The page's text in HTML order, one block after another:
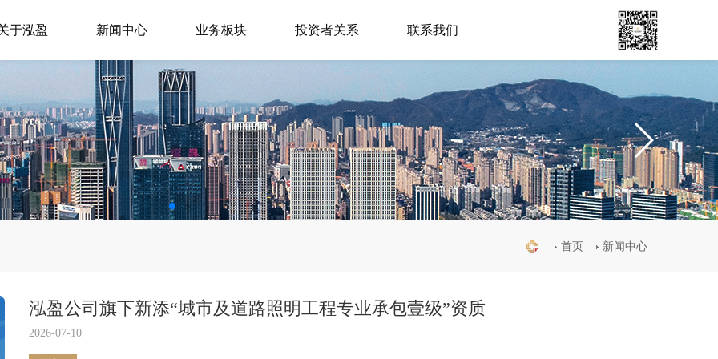
于泓盈 新闻中心 业务板块 投资者关系 联系我们
首页 新闻中心
泓盈公司旗下新添“城市及道路照明工程专业承包壹级”资质
2026-07-10